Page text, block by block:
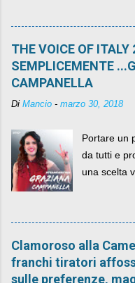
per un
più. C'era
THE VOICE OF ITALY
SEMPLICEMENTE
CAMPANELLA
Di Mancio - marzo 30, 2018
Portare un
da tutti e
una scelta
Clamoroso alla
franchi tiratori
sulle preferenze,